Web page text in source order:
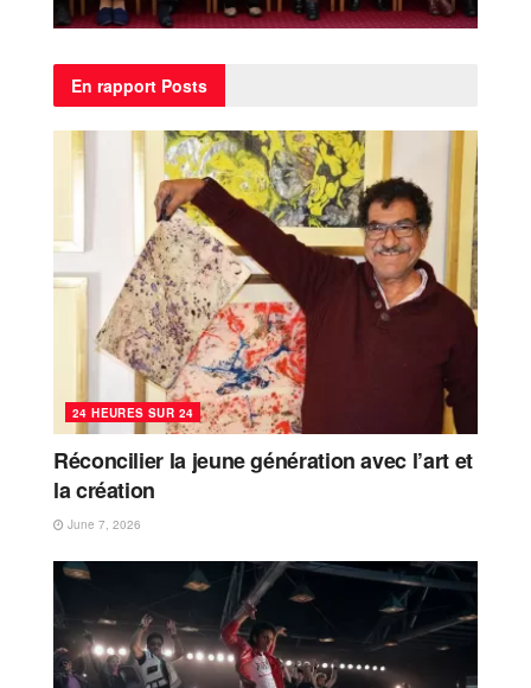
En rapport Posts
24 HEURES SUR 24
Réconcilier la jeune génération avec l’art et
la création
June 7, 2026